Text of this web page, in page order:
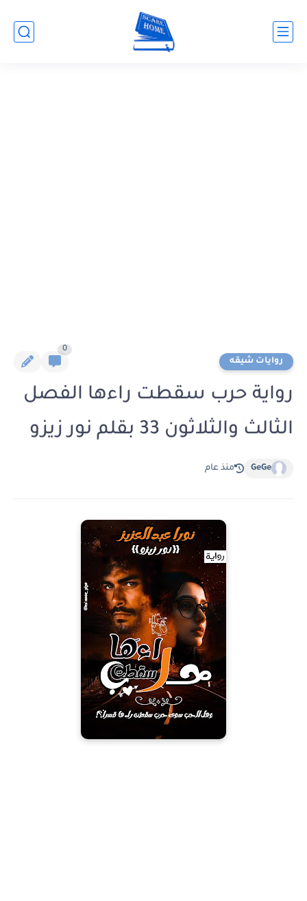
روايات شيقه
0
رواية حرب سقطت راءها الفصل
الثالث والثلاثون 33 بقلم نور زيزو
GeGe منذ عام